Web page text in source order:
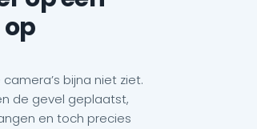
bijna niet ziet.
de gevel geplaatst,
en toch precies